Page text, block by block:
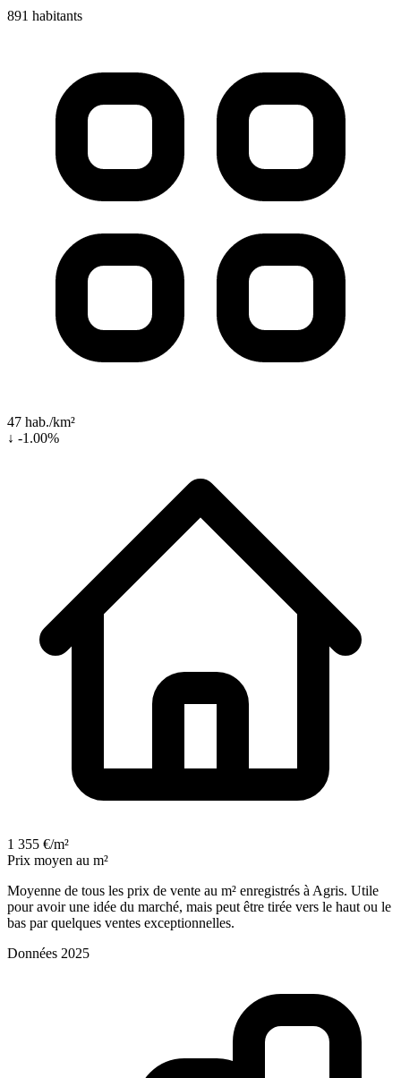
891 habitants
47 hab./km²
↓ -1.00%
1 355 €/m²
Prix moyen au m²
Moyenne de tous les prix de vente au m² enregistrés à Agris. Utile
pour avoir une idée du marché, mais peut être tirée vers le haut ou le
bas par quelques ventes exceptionnelles.
Données 2025